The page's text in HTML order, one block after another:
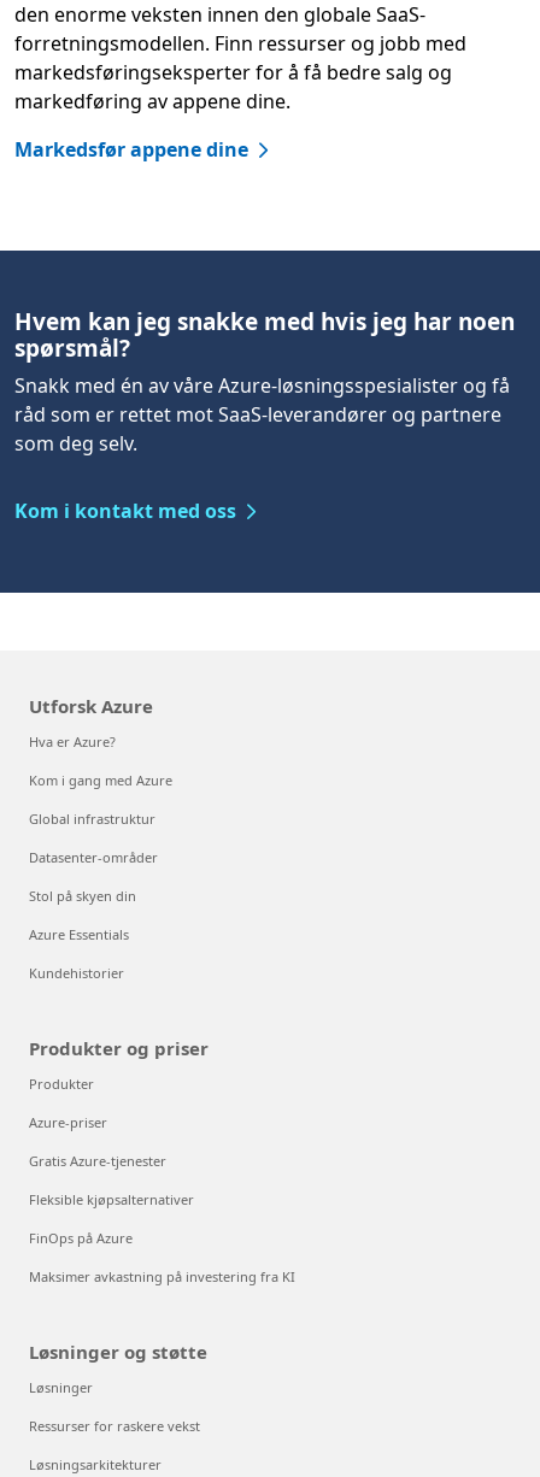
den enorme veksten innen den globale SaaS-
forretningsmodellen. Finn ressurser og jobb med
markedsføringseksperter for å få bedre salg og
markedføring av appene dine.
Markedsfør appene dine
Hvem kan jeg snakke med hvis jeg har noen
spørsmål?
Snakk med én av våre Azure-løsningsspesialister og få
råd som er rettet mot SaaS-leverandører og partnere
som deg selv.
Kom i kontakt med oss
Utforsk Azure
Hva er Azure?
Kom i gang med Azure
Global infrastruktur
Datasenter-områder
Stol på skyen din
Azure Essentials
Kundehistorier
Produkter og priser
Produkter
Azure-priser
Gratis Azure-tjenester
Fleksible kjøpsalternativer
FinOps på Azure
Maksimer avkastning på investering fra KI
Løsninger og støtte
Løsninger
Ressurser for raskere vekst
Løsningsarkitekturer